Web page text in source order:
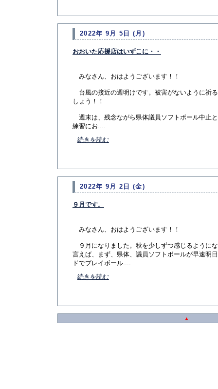
2022年 9月 5日 (月)
おおいた応援店はいずこに・・
みなさん、おはようございます！！
台風の接近の週明けです。被害がないように祈
しょう！！
週末は、残念ながら県体議員ソフトボール中止
練習にお....
続きを読む
2022年 9月 2日 (金)
９月です。
みなさん、おはようございます！！
９月になりました。秋を少しずつ感じるように
言えば、まず、県体、議員ソフトボールが早速明
ドでプレイボール....
続きを読む
▲